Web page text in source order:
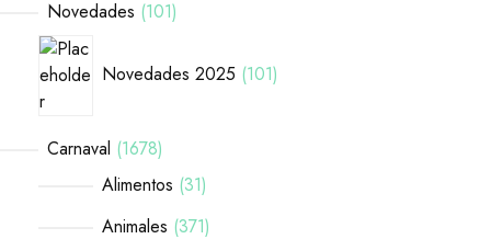
Novedades 101
Novedades 2025 101
Carnaval 1678
Alimentos 31
Animales 371